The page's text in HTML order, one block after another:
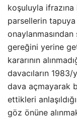
koşuluyla
parsellerin tapuya
onaylanmasından
gereğini yerine
kararının
davacıların
dava açmayarak
ettikleri
göz önüne